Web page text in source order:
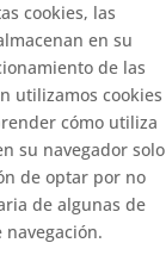
cookies, las
en su
de las
utilizamos cookies
cómo utiliza
su navegador solo
de optar por no
de algunas de